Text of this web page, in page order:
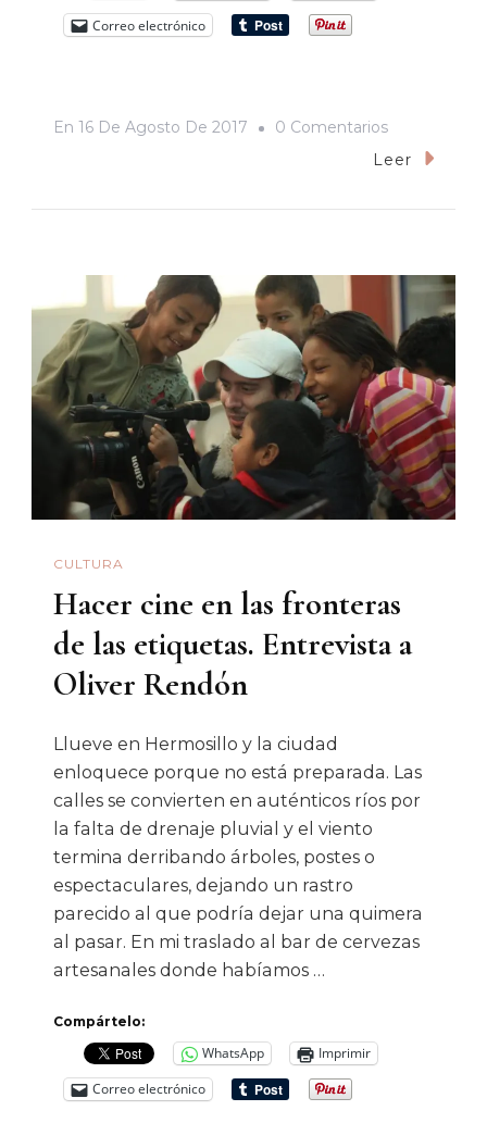
Correo electrónico
En 16 De Agosto De 2017 0 ComentariosEn
1992,
Todo
Cambió
Leer
CULTURA
Hacer cine en las fronteras
de las etiquetas. Entrevista a
Oliver Rendón
Llueve en Hermosillo y la ciudad
enloquece porque no está preparada. Las
calles se convierten en auténticos ríos por
la falta de drenaje pluvial y el viento
termina derribando árboles, postes o
espectaculares, dejando un rastro
parecido al que podría dejar una quimera
al pasar. En mi traslado al bar de cervezas
artesanales donde habíamos …
Compártelo:
WhatsApp
Imprimir
Correo electrónico